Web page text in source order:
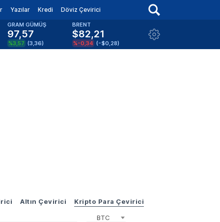
Yazılar Kredi Döviz Çevirici
GRAM GÜMÜŞ
97,57
%3,57 (3,36)
BRENT
$82,21
%-0,34 (-$0,28)
Altın Çevirici Kripto Para Çevirici
BTC